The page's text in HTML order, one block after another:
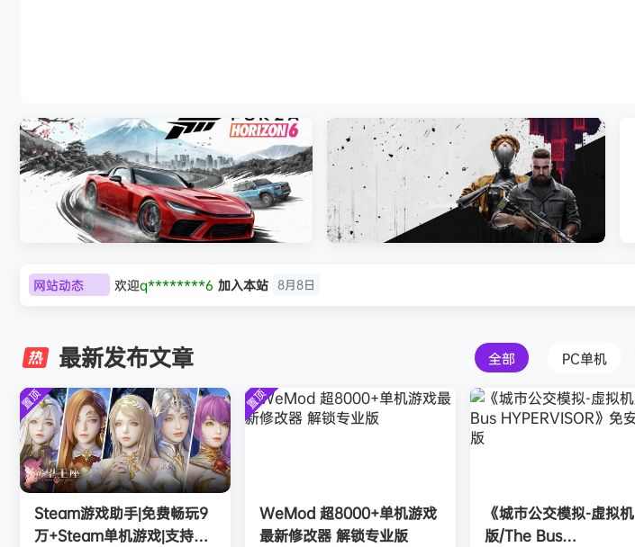
《剑星/Stellar Blade》本体+修改器打包下载 解压即玩
网站动态 欢迎q********6 加入本站 8月8日
欢迎我*的 加入本站
欢迎有*酱 加入本站 8月7日
e******i 签到获取 43 点积分 8月7日
欢迎Q*H 加入本站
欢迎e******i 加入本站
普洱 签到获取 39
欢迎普洱 加入本站 8月6日
欢迎0**3 加入本站 8月6日
最新发布文章 全部 PC单机
置顶
Steam游戏助手|免费畅玩9
万+Steam单机游戏|支持D
置顶
WeMod 超8000+单机游戏
最新修改器 解锁专业版
《城市公交模拟-虚拟机
版/The Bus